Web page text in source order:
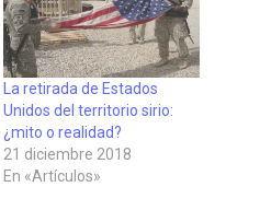
La retirada de Estados
Unidos del territorio sirio:
¿mito o realidad?
21 diciembre 2018
En «Artículos»